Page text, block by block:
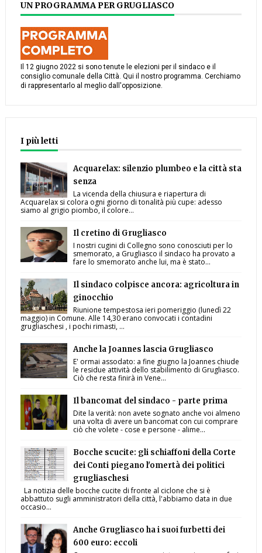
UN PROGRAMMA PER GRUGLIASCO
Il 12 giugno 2022 si sono tenute le elezioni per il sindaco e il
consiglio comunale della Città. Qui il nostro programma. Cerchiamo
di rappresentarlo al meglio dall'opposizione.
I più letti
Acquarelax: silenzio plumbeo e la città sta
senza
La vicenda della chiusura e riapertura di
Acquarelax si colora ogni giorno di tonalità più cupe: adesso
siamo al grigio piombo, il colore...
Il cretino di Grugliasco
I nostri cugini di Collegno sono conosciuti per lo
smemorato, a Grugliasco il sindaco ha provato a
fare lo smemorato anche lui, ma è stato...
Il sindaco colpisce ancora: agricoltura in
ginocchio
Riunione tempestosa ieri pomeriggio (lunedì 22
maggio) in Comune. Alle 14,30 erano convocati i contadini
grugliaschesi , i pochi rimasti, ...
Anche la Joannes lascia Grugliasco
E' ormai assodato: a fine giugno la Joannes chiude
le residue attività dello stabilimento di Grugliasco.
Ciò che resta finirà in Vene...
Il bancomat del sindaco - parte prima
Dite la verità: non avete sognato anche voi almeno
una volta di avere un bancomat con cui comprare
ciò che volete - cose e persone - alime...
Bocche scucite: gli schiaffoni della Corte
dei Conti piegano l'omertà dei politici
grugliaschesi
La notizia delle bocche cucite di fronte al ciclone che si è
abbattuto sugli amministratori della città, l'abbiamo data in due
occasio...
Anche Grugliasco ha i suoi furbetti dei
600 euro: eccoli